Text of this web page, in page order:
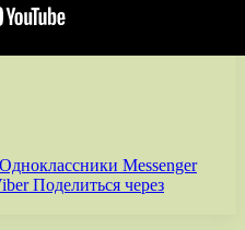
Одноклассники Messenger
Поделиться через